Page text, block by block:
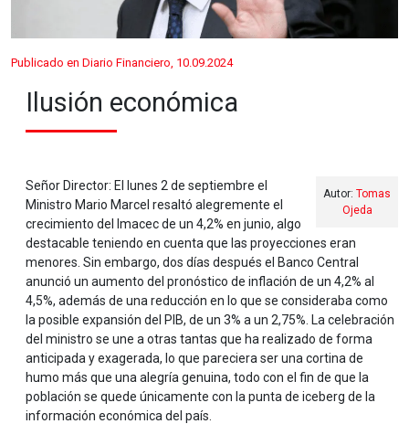
Publicado en Diario Financiero, 10.09.2024
Ilusión económica
Autor: Tomas
Ojeda
Señor Director: El lunes 2 de septiembre el
Ministro Mario Marcel resaltó alegremente el
crecimiento del Imacec de un 4,2% en junio, algo
destacable teniendo en cuenta que las proyecciones eran
menores. Sin embargo, dos días después el Banco Central
anunció un aumento del pronóstico de inflación de un 4,2% al
4,5%, además de una reducción en lo que se consideraba como
la posible expansión del PIB, de un 3% a un 2,75%. La celebración
del ministro se une a otras tantas que ha realizado de forma
anticipada y exagerada, lo que pareciera ser una cortina de
humo más que una alegría genuina, todo con el fin de que la
población se quede únicamente con la punta de iceberg de la
información económica del país.